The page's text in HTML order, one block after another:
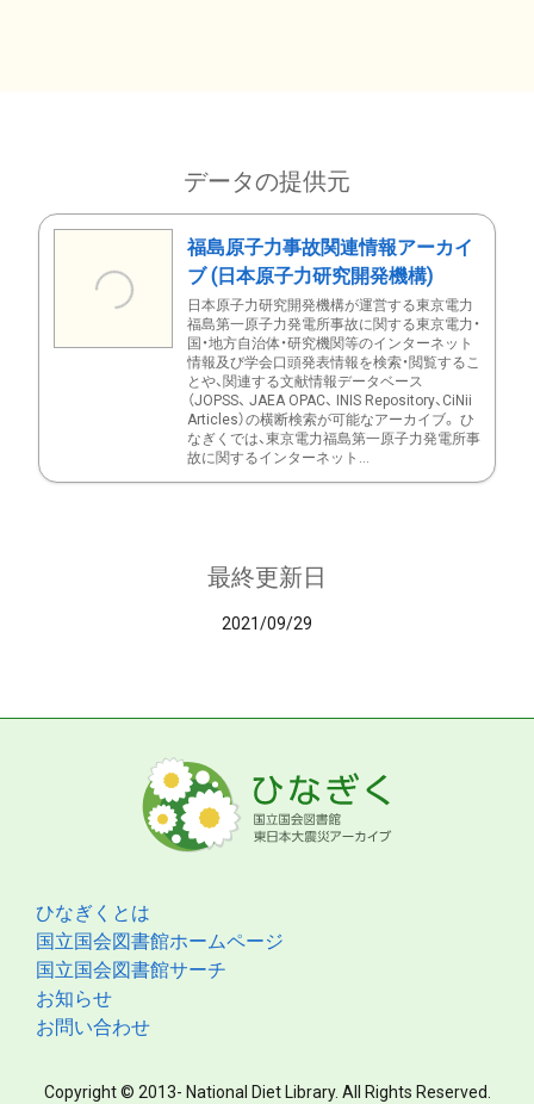
データの提供元
福島原子力事故関連情報アーカイ
ブ (日本原子力研究開発機構)
日本原子力研究開発機構が運営する東京電力
福島第一原子力発電所事故に関する東京電力・
国・地方自治体・研究機関等のインターネット
情報及び学会口頭発表情報を検索・閲覧するこ
とや、関連する文献情報データベース
（JOPSS、 JAEA OPAC、 INIS Repository、CiNii
Articles）の横断検索が可能なアーカイブ。 ひ
なぎくでは、東京電力福島第一原子力発電所事
故に関するインターネット...
最終更新日
2021/09/29
ひなぎくとは
国立国会図書館ホームページ
国立国会図書館サーチ
お知らせ
お問い合わせ
Copyright © 2013- National Diet Library. All Rights Reserved.